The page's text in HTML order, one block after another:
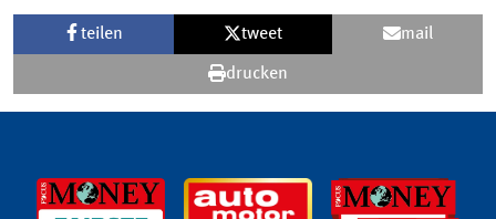
teilen tweet mail
drucken